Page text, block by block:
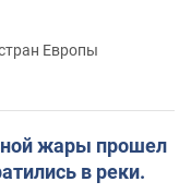
Европы
жары прошел
в реки.